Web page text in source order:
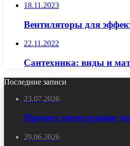
18.11.2023
Вентиляторы для
22.11.2022
Сантехника: виды и
Последние записи
23.07.2026
Процесс регистрации
29.06.2026